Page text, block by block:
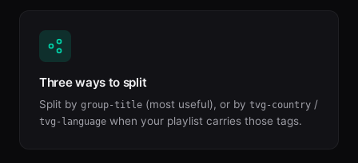
Three ways to split
Split by group-title (most useful), or by tvg-country /
tvg-language when your playlist carries those tags.